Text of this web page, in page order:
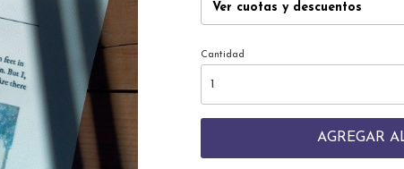
Ver cuotas y descuentos
Cantidad
AGREGAR